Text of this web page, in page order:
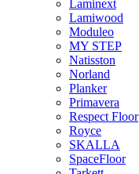
Laminext
Lamiwood
Moduleo
MY STEP
Natisston
Norland
Planker
Primavera
Respect Floor
Royce
SKALLA
SpaceFloor